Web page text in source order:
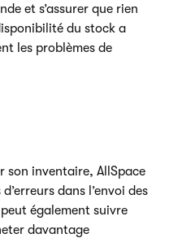
et s’assurer que rien
du stock a
les problèmes de
son inventaire, AllSpace
dans l’envoi des
également suivre
davantage